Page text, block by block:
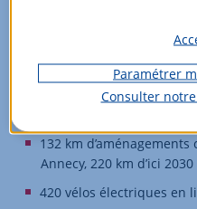
À 35 min en voiture de
À environ 1h10 de
132 km
Annecy, 220 km d’ici 2030
420 vélos électriques en
Paramétrer
Consulter